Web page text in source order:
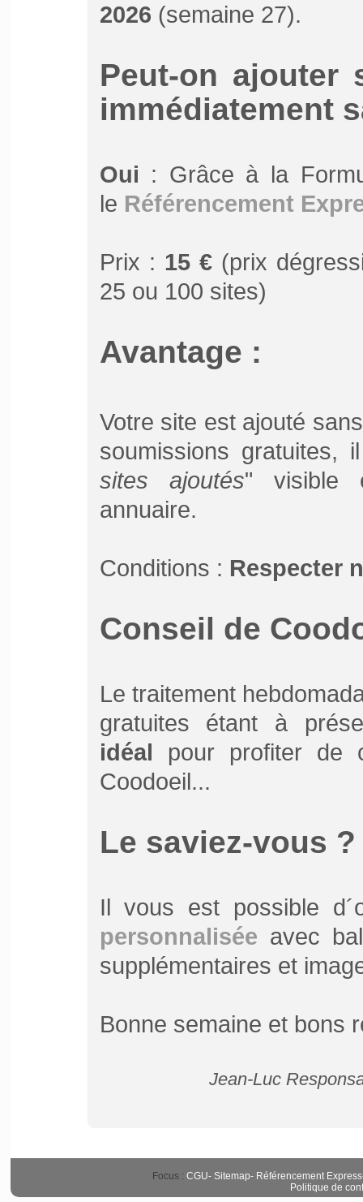
2026 (semaine 27).
Peut-on ajouter
immédiatement
Oui : Grâce à la
le Référencement
Prix : 15 €(prix
25 ou 100 sites)
Avantage :
Votre site est ajouté
soumissions
sites ajoutés" visible
annuaire.
Conditions : Respecter
Conseil de
Le traitement
gratuites étant à
idéal pour profiter de
Coodoeil...
Le saviez-vous ?
Il vous est possible
personnalisée avec
supplémentaires et
Bonne semaine et bons
Jean-Luc
Focus : CGU- Sitemap- Référencement Express
Politique de